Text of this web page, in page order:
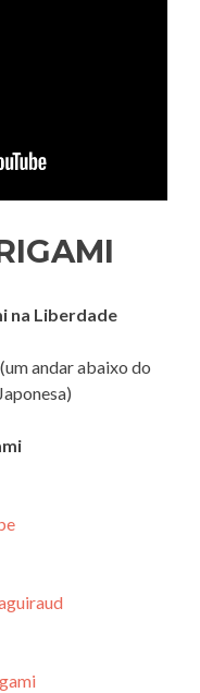
na Liberdade
andar abaixo do